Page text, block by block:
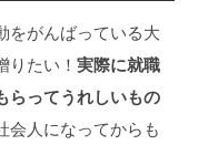
をがんばっている大
りたい！ 実際に就職
らってうれしいもの
会人になってからも